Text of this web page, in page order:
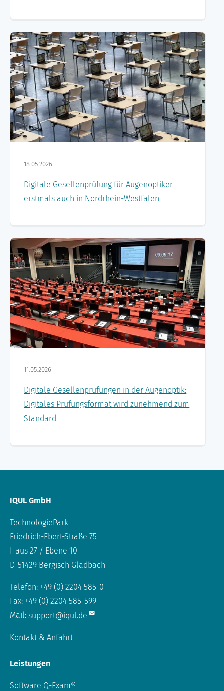
18.05.2026
Digitale Gesellenprüfung für Augenoptiker
erstmals auch in Nordrhein-Westfalen
11.05.2026
Digitale Gesellenprüfungen in der Augenoptik:
Digitales Prüfungsformat wird zunehmend zum
Standard
IQUL GmbH
TechnologiePark
Friedrich-Ebert-Straße 75
Haus 27 / Ebene 10
D-51429 Bergisch Gladbach
Telefon: +49 (0) 2204 585-0
Fax: +49 (0) 2204 585-599
Mail: support@iqul.de
Kontakt & Anfahrt
Leistungen
Software Q-Exam®